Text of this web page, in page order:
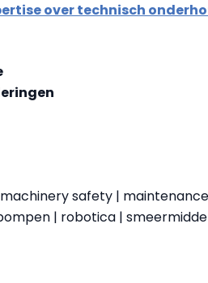
over technisch
safety |
| robotica |